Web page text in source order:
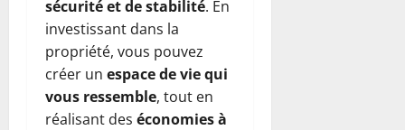
sécurité et de stabilité. En
investissant dans la
propriété, vous pouvez
créer un espace de vie qui
vous ressemble, tout en
réalisant des économies à